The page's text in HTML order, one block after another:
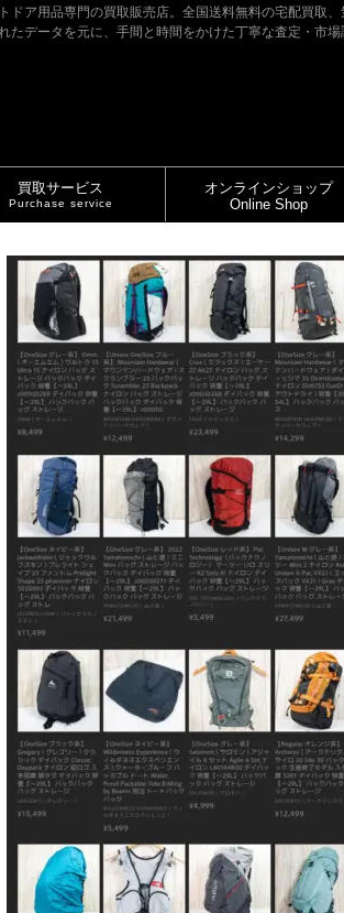
ドア用品専門の買取販売店。全国送料無料の宅配買取
たデータを元に、手間と時間をかけた丁寧な査定・市
買取サービス
Purchase service
オンラインショップ
Online Shop